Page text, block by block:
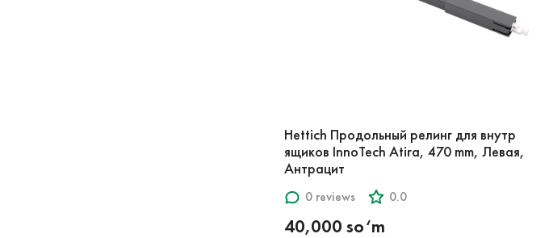
Hettich Продольный релинг для внутр
ящиков InnoTech Atira, 470 mm, Левая,
Антрацит
0 reviews 0.0
40,000 so‘m